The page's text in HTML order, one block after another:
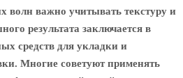
волн важно учитывать текстуру и
результата заключается в
средств для укладки и
Многие советуют применять